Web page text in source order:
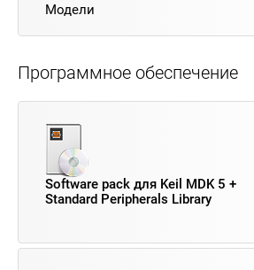
Модели
Программное обеспечение
Software pack для Keil MDK 5 +
Standard Peripherals Library